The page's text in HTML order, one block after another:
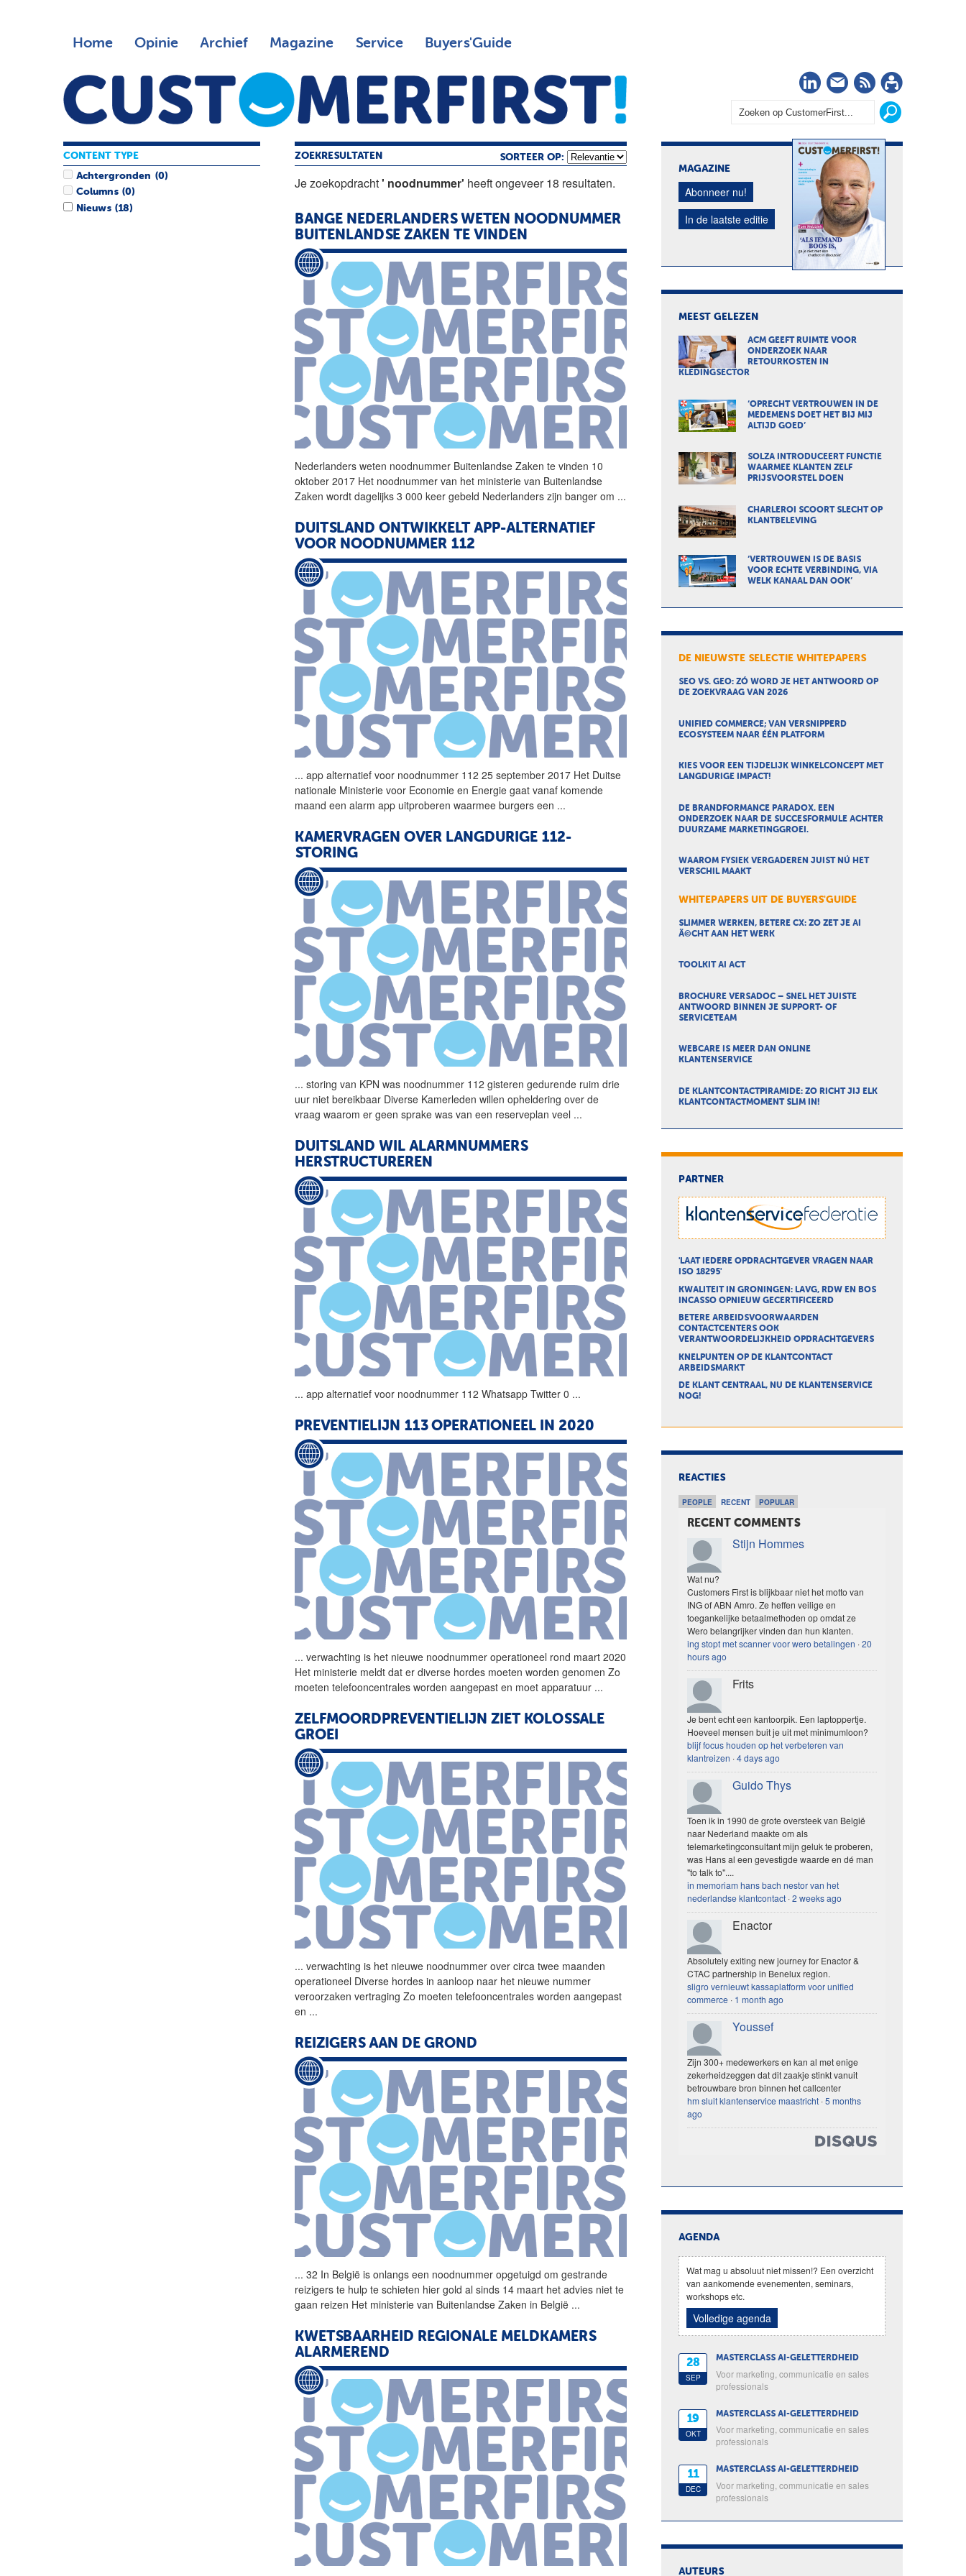
Home Opinie Archief Magazine Service Buyers'Guide
LinkedIn
Nieuwsbrief
RSS
ZOEKRESULTATEN SORTEER OP:
Je zoekopdracht' noodnummer' heeft ongeveer 18 resultaten.
BANGE NEDERLANDERS WETEN NOODNUMMER
BUITENLANDSE ZAKEN TE VINDEN
Nederlanders weten noodnummer Buitenlandse Zaken te vinden 10
oktober 2017 Het noodnummer van het ministerie van Buitenlandse
Zaken wordt dagelijks 3 000 keer gebeld Nederlanders zijn banger om ...
DUITSLAND ONTWIKKELT APP-ALTERNATIEF
VOOR NOODNUMMER 112
... app alternatief voor noodnummer 112 25 september 2017 Het Duitse
nationale Ministerie voor Economie en Energie gaat vanaf komende
maand een alarm app uitproberen waarmee burgers een ...
KAMERVRAGEN OVER LANGDURIGE 112-
STORING
... storing van KPN was noodnummer 112 gisteren gedurende ruim drie
uur niet bereikbaar Diverse Kamerleden willen opheldering over de
vraag waarom er geen sprake was van een reserveplan veel ...
DUITSLAND WIL ALARMNUMMERS
HERSTRUCTUREREN
... app alternatief voor noodnummer 112 Whatsapp Twitter 0 ...
PREVENTIELIJN 113 OPERATIONEEL IN 2020
... verwachting is het nieuwe noodnummer operationeel rond maart 2020
Het ministerie meldt dat er diverse hordes moeten worden genomen Zo
moeten telefooncentrales worden aangepast en moet apparatuur ...
ZELFMOORDPREVENTIELIJN ZIET KOLOSSALE
GROEI
... verwachting is het nieuwe noodnummer over circa twee maanden
operationeel Diverse hordes in aanloop naar het nieuwe nummer
veroorzaken vertraging Zo moeten telefooncentrales worden aangepast
en ...
REIZIGERS AAN DE GROND
... 32 In België is onlangs een noodnummer opgetuigd om gestrande
reizigers te hulp te schieten hier gold al sinds 14 maart het advies niet te
gaan reizen Het ministerie van Buitenlandse Zaken in België ...
KWETSBAARHEID REGIONALE MELDKAMERS
ALARMEREND
CONTENT TYPE
Achtergronden (0)
Columns (0)
Nieuws (18)
MAGAZINE
Abonneer nu!
In de laatste editie
MEEST GELEZEN
ACM GEEFT RUIMTE VOOR
ONDERZOEK NAAR
RETOURKOSTEN IN
KLEDINGSECTOR
‘OPRECHT VERTROUWEN IN DE
MEDEMENS DOET HET BIJ MIJ
ALTIJD GOED’
SOLZA INTRODUCEERT FUNCTIE
WAARMEE KLANTEN ZELF
PRIJSVOORSTEL DOEN
CHARLEROI SCOORT SLECHT OP
KLANTBELEVING
‘VERTROUWEN IS DE BASIS
VOOR ECHTE VERBINDING, VIA
WELK KANAAL DAN OOK’
DE NIEUWSTE SELECTIE WHITEPAPERS
SEO VS. GEO: ZÓ WORD JE HET ANTWOORD OP
DE ZOEKVRAAG VAN 2026
UNIFIED COMMERCE; VAN VERSNIPPERD
ECOSYSTEEM NAAR ÉÉN PLATFORM
KIES VOOR EEN TIJDELIJK WINKELCONCEPT MET
LANGDURIGE IMPACT!
DE BRANDFORMANCE PARADOX. EEN
ONDERZOEK NAAR DE SUCCESFORMULE ACHTER
DUURZAME MARKETINGGROEI.
WAAROM FYSIEK VERGADEREN JUIST NÚ HET
VERSCHIL MAAKT
WHITEPAPERS UIT DE BUYERS'GUIDE
SLIMMER WERKEN, BETERE CX: ZO ZET JE AI
Ã©CHT AAN HET WERK
TOOLKIT AI ACT
BROCHURE VERSADOC – SNEL HET JUISTE
ANTWOORD BINNEN JE SUPPORT- OF
SERVICETEAM
WEBCARE IS MEER DAN ONLINE
KLANTENSERVICE
DE KLANTCONTACTPIRAMIDE: ZO RICHT JIJ ELK
KLANTCONTACTMOMENT SLIM IN!
PARTNER
'LAAT IEDERE OPDRACHTGEVER VRAGEN NAAR
ISO 18295'
KWALITEIT IN GRONINGEN: LAVG, RDW EN BOS
INCASSO OPNIEUW GECERTIFICEERD
BETERE ARBEIDSVOORWAARDEN
CONTACTCENTERS OOK
VERANTWOORDELIJKHEID OPDRACHTGEVERS
KNELPUNTEN OP DE KLANTCONTACT
ARBEIDSMARKT
DE KLANT CENTRAAL, NU DE KLANTENSERVICE
NOG!
REACTIES
PEOPLE RECENT POPULAR
RECENT COMMENTS
Stijn Hommes
Wat nu?
Customers First is blijkbaar niet het motto van
ING of ABN Amro. Ze heffen veilige en
toegankelijke betaalmethoden op omdat ze
Wero belangrijker vinden dan hun klanten.
ing stopt met scanner voor wero betalingen ·20
hours ago
Frits
Je bent echt een kantoorpik. Een laptoppertje.
Hoeveel mensen buit je uit met minimumloon?
blijf focus houden op het verbeteren van
klantreizen ·4 days ago
Guido Thys
Toen ik in 1990 de grote oversteek van België
naar Nederland maakte om als
telemarketingconsultant mijn geluk te proberen,
was Hans al een gevestigde waarde en dé man
"to talk to"....
in memoriam hans bach nestor van het
nederlandse klantcontact ·2 weeks ago
Enactor
Absolutely exiting new journey for Enactor &
CTAC partnership in Benelux region.
sligro vernieuwt kassaplatform voor unified
commerce · 1 month ago
Youssef
Zijn 300+ medewerkers en kan al met enige
zekerheidzeggen dat dit zaakje stinkt vanuit
betrouwbare bron binnen het callcenter
hm sluit klantenservice maastricht ·5 months
ago
AGENDA
Wat mag u absoluut niet missen!? Een overzicht
van aankomende evenementen, seminars,
workshops etc.
Volledige agenda
28
SEP
MASTERCLASS AI-GELETTERDHEID
Voor marketing, communicatie en sales
professionals
19
OKT
MASTERCLASS AI-GELETTERDHEID
Voor marketing, communicatie en sales
professionals
11
DEC
MASTERCLASS AI-GELETTERDHEID
Voor marketing, communicatie en sales
professionals
AUTEURS